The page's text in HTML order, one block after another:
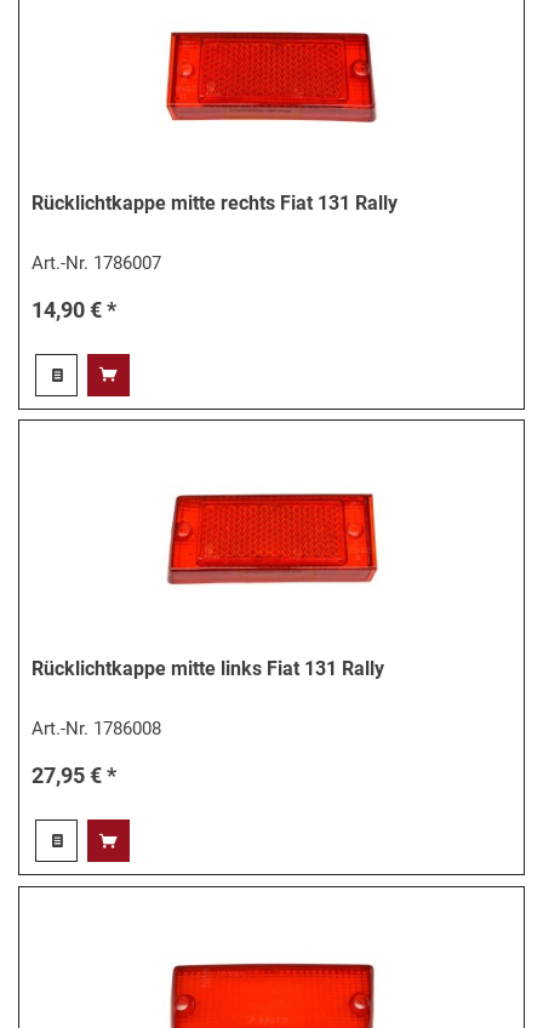
Rücklichtkappe mitte rechts Fiat 131 Rally
Art.-Nr. 1786007
14,90 € *
Rücklichtkappe mitte links Fiat 131 Rally
Art.-Nr. 1786008
27,95 € *